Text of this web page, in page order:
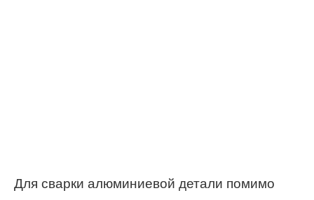
Для сварки алюминиевой детали помимо